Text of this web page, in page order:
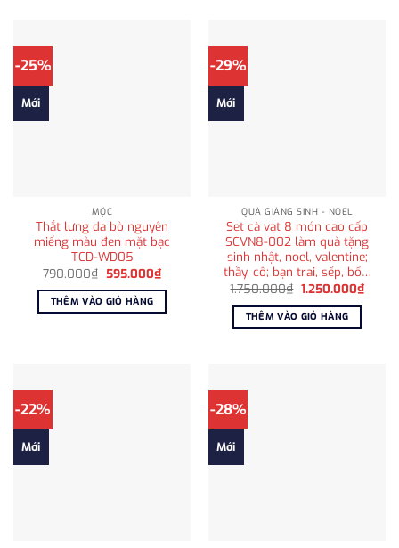
-25%
Mới
MỘC
Thắt lưng da bò nguyên
miếng màu đen mặt bạc
TCD-WD05
790.000₫ Giá
là:
790.000₫.
595.000₫Giá
hiện
tại
595.000₫.
THÊM VÀO GIỎ HÀNG
-29%
Mới
QUÀ GIÁNG SINH - NOEL
Set cà vạt 8 món cao cấp
SCVN8-002 làm quà tặng
sinh nhật, noel, valentine;
thầy, cô; bạn trai, sếp, bố…
1.750.000₫ Giá
là:
1.750.000₫.
1.250.000₫Giá
hiện
THÊM VÀO GIỎ HÀNG
-22%
Mới
-28%
Mới